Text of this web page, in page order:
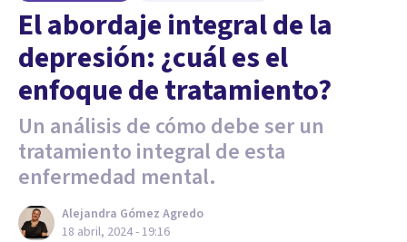
El abordaje integral de la
depresión: ¿cuál es el
enfoque de tratamiento?
Un análisis de cómo debe ser un
tratamiento integral de esta
enfermedad mental.
Alejandra Gómez Agredo
18 abril, 2024 - 19:16